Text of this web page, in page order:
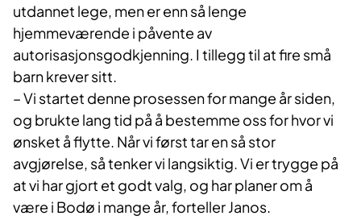
utdannet lege, men er enn så lenge
hjemmeværende i påvente av
autorisasjonsgodkjenning. I tillegg til at fire små
barn krever sitt.
– Vi startet denne prosessen for mange år siden,
og brukte lang tid på å bestemme oss for hvor vi
ønsket å flytte. Når vi først tar en så stor
avgjørelse, så tenker vi langsiktig. Vi er trygge på
at vi har gjort et godt valg, og har planer om å
være i Bodø i mange år, forteller Janos.